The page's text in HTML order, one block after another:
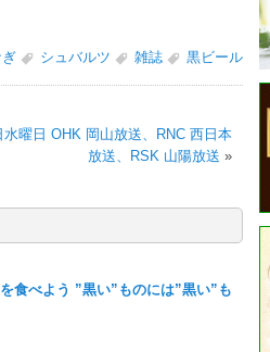
ぎ シュバルツ 雑誌 黒ビール
水曜日 OHK 岡山放送、RNC 西日本
放送、RSK 山陽放送 »
食べよう ”黒い”ものには”黒い”も